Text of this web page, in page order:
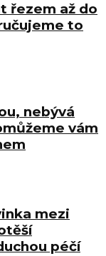
řezem až do
to
nebývá
vám
mezi
péčí